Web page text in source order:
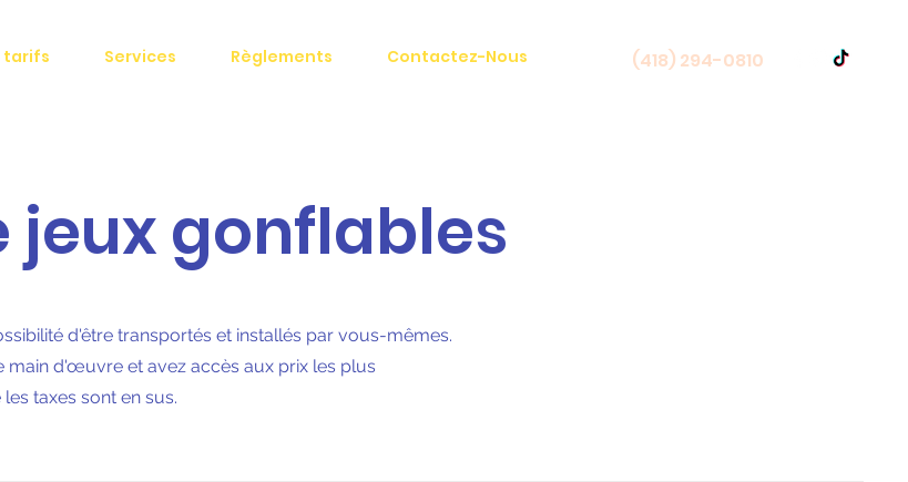
tarifs Services Règlements Contactez-Nous (418) 294-0810
jeux gonflables
d'être transportés et installés par vous-mêmes.
main d'œuvre et avez accès aux prix les plus
taxes sont en sus.